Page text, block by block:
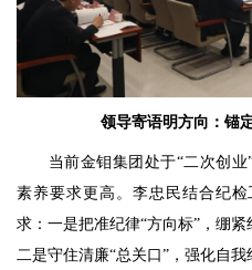
领导寄语明方向：锚
当前金钼集团处于“二次创
素养要求更高。李忠民结合纪
求：一是把准纪律“方向标”，绷
二是守住清廉“总关口”，强化自